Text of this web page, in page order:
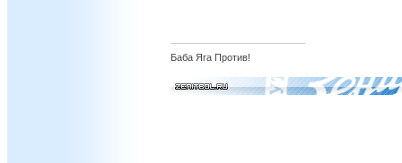
Баба Яга Против!